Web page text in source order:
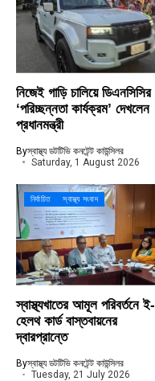
নিজেই গাড়ি চালিয়ে ডিএনসিসির
‘পরিচ্ছন্নতা কার্যক্রম’ দেখলেন
প্রধানমন্ত্রী
Byস্বাস্থ্য ডটটিভি কনটেন্ট কাউন্সিলর
Saturday, 1 August 2026
নির্বাচিত স্বাস্থ্য সংবাদ
স্বাস্থ্যখাতের আমূল পরিবর্তনে ই-
হেলথ কার্ড বাস্তবায়নের
দ্বারপ্রান্তে
Byস্বাস্থ্য ডটটিভি কনটেন্ট কাউন্সিলর
Tuesday, 21 July 2026